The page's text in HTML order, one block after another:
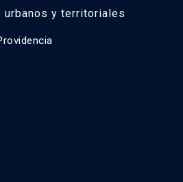
urbanos y territoriales